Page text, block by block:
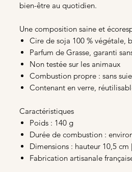
bien-être au quotidien.
Une composition saine et
Cire de soja 100 % végétale,
Parfum de Grasse, garanti
Non testée sur les animaux
Combustion propre : sans
Contenant en verre,
Caractéristiques
Poids : 140 g
Durée de combustion :
Dimensions : hauteur 10,5
Fabrication artisanale